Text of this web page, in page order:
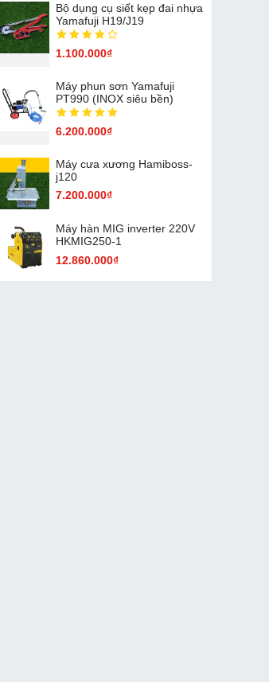
Bộ dụng cụ siết kẹp đai nhựa
Yamafuji H19/J19
1.100.000₫
Máy phun sơn Yamafuji
PT990 (INOX siêu bền)
6.200.000₫
Máy cưa xương Hamiboss-
j120
7.200.000₫
Máy hàn MIG inverter 220V
HKMIG250-1
12.860.000₫